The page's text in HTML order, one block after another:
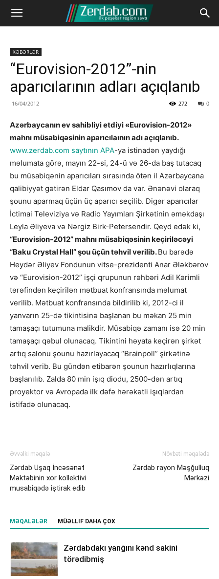
XƏBƏRLƏR
“Eurovision-2012”-nin
aparıcılarının adları açıqlanıb
16/04/2012 0
272
Azərbaycanın ev sahibliyi etdiyi «Eurovision-2012»
mahnı müsabiqəsinin aparıcılaının adı açıqlanıb.
www.zerdab.com saytının APA-ya istinadən yaydığı
məlumata görə, mayın 22-si, 24-ü və 26-da baş tutacaq
bu müsabiqənin aparıcıları sırasında ötən il Azərbaycana
qalibiyyət gətirən Eldar Qasımov da var. Ənənəvi olaraq
şounu aparmaq üçün üç aparıcı seçilib. Digər aparıcılar
İctimai Televiziya və Radio Yayımları Şirkətinin əməkdaşı
Leyla Əliyeva və Nərgiz Birk-Petersendir. Qeyd edək ki,
“Eurovision-2012” mahnı müsabiqəsinin keçiriləcəyi
“Baku Crystal Hall” şou üçün təhvil verilib.Bu barədə
Heydər Əliyev Fondunun vitse-prezidenti Anar Ələkbərov
və “Eurovision-2012” işçi qrupunun rəhbəri Adil Kərimli
tərəfindən keçirilən mətbuat konfransında məlumat
verilib. Mətbuat konfransında bildirilib ki, 2012-ci il
yanvarın 25-də tikintisinə başlanan bu məkan 25 min
tamaşaçı tutumuna malikdir. Müsabiqə zamanı isə 20 min
tamaşaçı qəbul olunacaq. Tikintini həyata keçirən şirkət
artıq salonu şounu hazırlayacaq “Brainpoll” şirkətinə
təhvil verib. Bu gündən etibarən şounun hazırlıqlarına
başlanılıb. Zalda 80 min işıq diodu, 2500-dən artıq
proyektor və Avropada ilk dəfə hərəkətli işıqlardan
istifadə olunacaq.
Əvvəlki məqalə
Zərdab Uşaq İncəsənət
Məktəbinin xor kollektivi
musabiqədə iştirak edib
Növbəti məqalədə
Zərdab rayon Məşğulluq
Mərkəzi
MƏQALƏLƏR MÜƏLLIF DAHA ÇOX
Zərdabdakı yanğını kənd sakini
törədibmiş